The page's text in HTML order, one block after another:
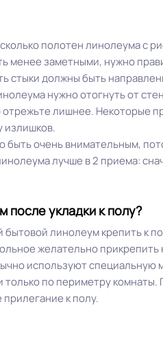
полотен линолеума с
менее заметными, нужно
стыки должны быть
нужно отогнуть от
лишнее. Некоторые
излишков.
очень внимательным,
лучше в 2 приема:
после укладки к полу?
линолеум крепить к
желательно прикрепить
используют специальную
по периметру
к полу.